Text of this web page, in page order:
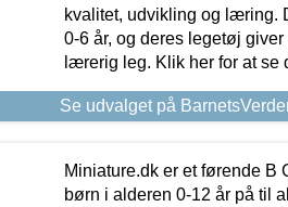
kvalitet, udvikling og læring.
0-6 år, og deres legetøj
lærerig leg. Klik her for at se
Se udvalget på
Miniature.dk er et førende
børn i alderen 0-12 år på til